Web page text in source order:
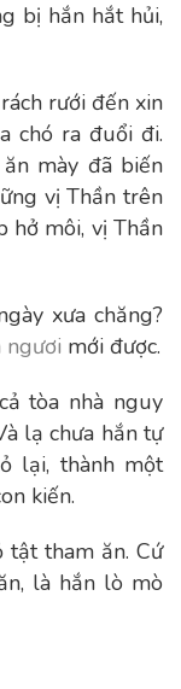
bị hắn hắt hủi,
rưới đến xin
chó ra đuổi đi.
mày đã biến
vị Thần trên
hở môi, vị Thần
xưa chăng?
ngươi mới được.
tòa nhà nguy
lạ chưa hắn tự
lại, thành một
kiến.
tật tham ăn. Cứ
là hắn lò mò